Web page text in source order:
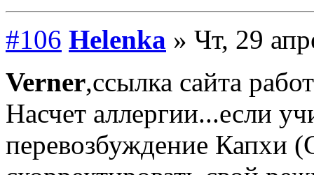
#106 Helenka » Чт, 29
Verner,ссылка сайта
Насчет аллергии...если
перевозбуждение Капхи